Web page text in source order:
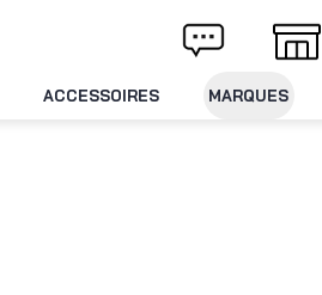
Livraison offerte dès 49€ d'achat
ACCESSOIRES MARQUES